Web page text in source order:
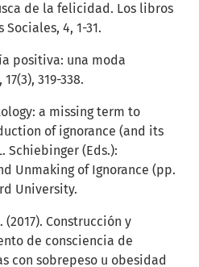
de la felicidad. Los libros
4, 1-31.
positiva: una moda
319-338.
a missing term to
of ignorance (and its
Schiebinger (Eds.):
Unmaking of Ignorance (pp.
University.
(2017). Construcción y
de consciencia de
con sobrepeso u obesidad